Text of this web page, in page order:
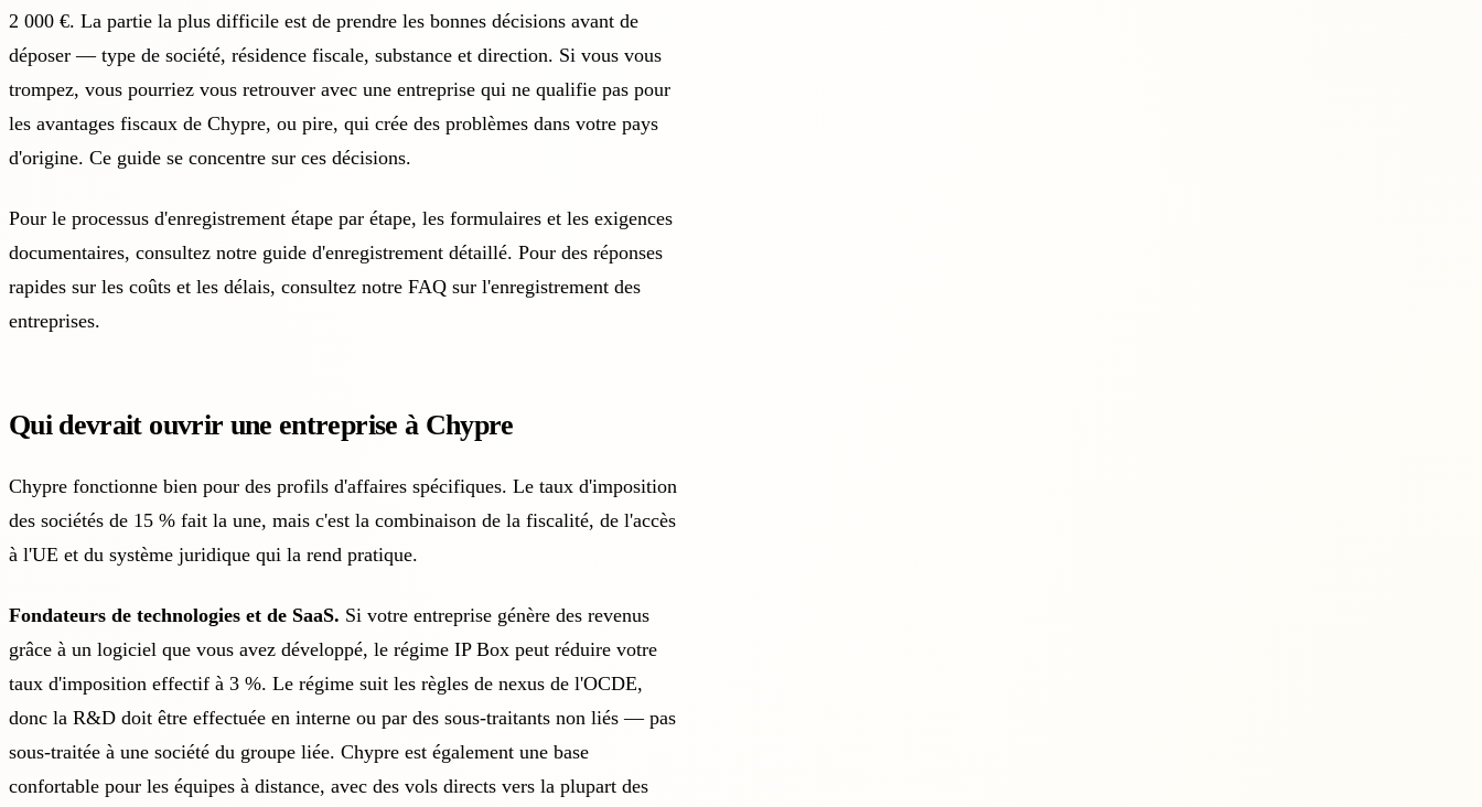
2 000 €. La partie la plus difficile est de prendre les bonnes décisions avant de
déposer — type de société, résidence fiscale, substance et direction. Si vous vous
trompez, vous pourriez vous retrouver avec une entreprise qui ne qualifie pas pour
les avantages fiscaux de Chypre, ou pire, qui crée des problèmes dans votre pays
d'origine. Ce guide se concentre sur ces décisions.
Pour le processus d'enregistrement étape par étape, les formulaires et les exigences
documentaires, consultez notre guide d'enregistrement détaillé. Pour des réponses
rapides sur les coûts et les délais, consultez notre FAQ sur l'enregistrement des
entreprises.
Qui devrait ouvrir une entreprise à Chypre
Chypre fonctionne bien pour des profils d'affaires spécifiques. Le taux d'imposition
des sociétés de 15 % fait la une, mais c'est la combinaison de la fiscalité, de l'accès
à l'UE et du système juridique qui la rend pratique.
Fondateurs de technologies et de SaaS. Si votre entreprise génère des revenus
grâce à un logiciel que vous avez développé, le régime IP Box peut réduire votre
taux d'imposition effectif à 3 %. Le régime suit les règles de nexus de l'OCDE,
donc la R&D doit être effectuée en interne ou par des sous-traitants non liés — pas
sous-traitée à une société du groupe liée. Chypre est également une base
confortable pour les équipes à distance, avec des vols directs vers la plupart des